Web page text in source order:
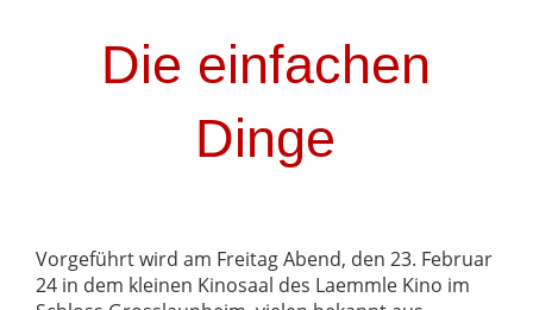
Die einfachen
Dinge
Vorgeführt wird am Freitag Abend, den 23. Februar
24 in dem kleinen Kinosaal des Laemmle Kino im